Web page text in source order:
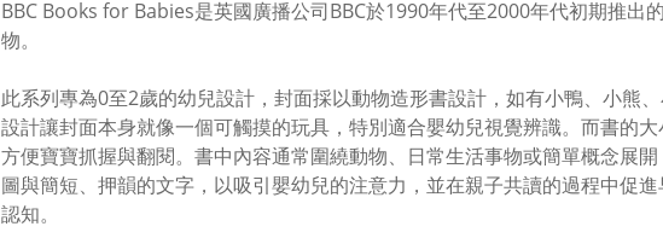
BBC Books for Babies是英國廣播公司BBC於1990年代至2000年代初期推出
物。
此系列專為0至2歲的幼兒設計，封面採以動物造形書設計，如有小鴨、小熊
設計讓封面本身就像一個可觸摸的玩具，特別適合嬰幼兒視覺辨識。而書的大
方便寶寶抓握與翻閱。書中內容通常圍繞動物、日常生活事物或簡單概念展
圖與簡短、押韻的文字，以吸引嬰幼兒的注意力，並在親子共讀的過程中促
認知。